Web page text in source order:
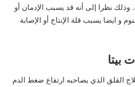
وذلك نظرا إلى أنه قد يسبب الإدمان أو
و ايضا يسبب قلة الإنتاج أو الإصابة
بيتا
القلق الذي يصاحبه ارتفاع ضغط الدم